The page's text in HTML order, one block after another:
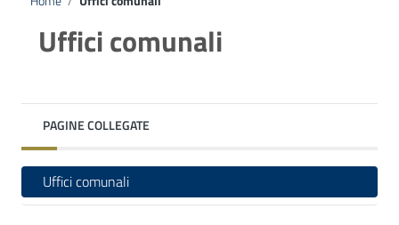
Uffici comunali
PAGINE COLLEGATE
Uffici comunali